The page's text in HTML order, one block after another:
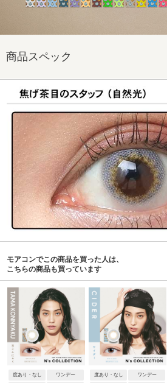
商品スペック
モアコンでこの商品を買った人は、
こちらの商品も買っています
度あり・なし ワンデー 度あり・なし ワンデー